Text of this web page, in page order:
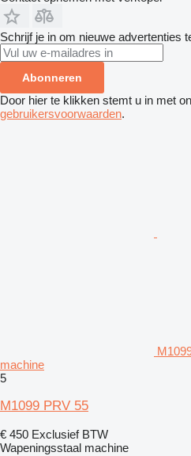
Schrijf je in om nieuwe advertenties
Abonneren
Door hier te klikken stemt u in met
gebruikersvoorwaarden.
machine
5
M1099 PRV 55
€ 450 Exclusief BTW
Wapeningsstaal machine